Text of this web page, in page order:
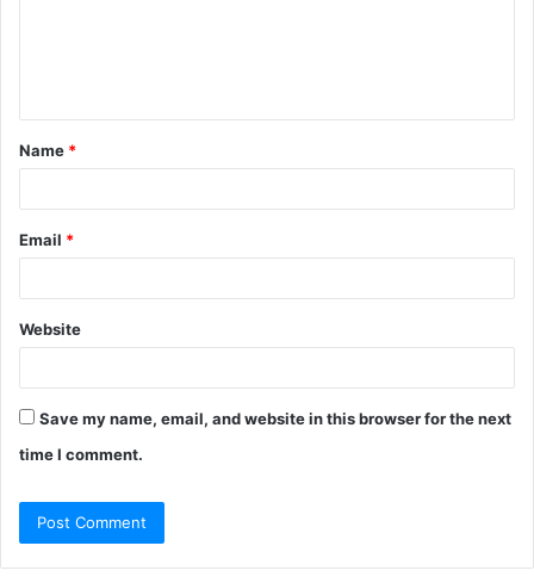
t
*
Name *
Email *
Website
Save my name, email, and website in this browser for the next
time I comment.